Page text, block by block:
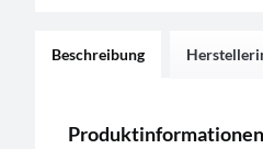
Beschreibung